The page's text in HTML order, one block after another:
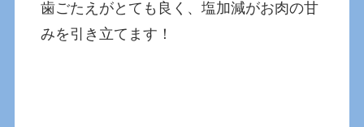
歯ごたえがとても良く、塩加減がお肉の甘
みを引き立てます！